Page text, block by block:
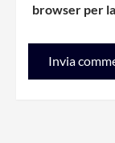
browser per